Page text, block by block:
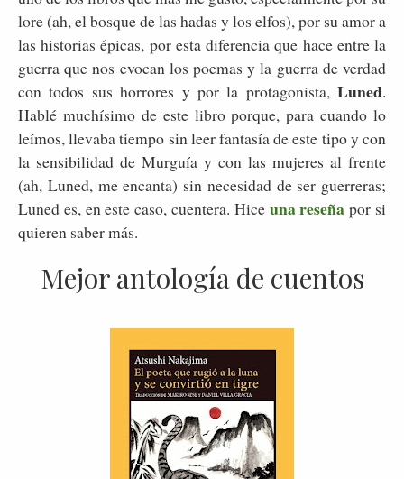
lore (ah, el bosque de las hadas y los elfos), por su amor a
las historias épicas, por esta diferencia que hace entre la
guerra que nos evocan los poemas y la guerra de verdad
con todos sus horrores y por la protagonista, Luned.
Hablé muchísimo de este libro porque, para cuando lo
leímos, llevaba tiempo sin leer fantasía de este tipo y con
la sensibilidad de Murguía y con las mujeres al frente
(ah, Luned, me encanta) sin necesidad de ser guerreras;
Luned es, en este caso, cuentera. Hice una reseña por si
quieren saber más.
Mejor antología de cuentos